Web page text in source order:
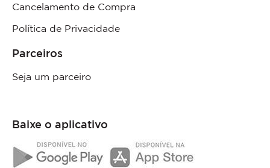
Cancelamento de Compra
Política de Privacidade
Parceiros
Seja um parceiro
Baixe o aplicativo